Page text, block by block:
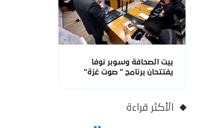
بيت الصحافة وسوبر نوفا
يفتتحان برنامج " صوت غزة"
الأكثر قراءة